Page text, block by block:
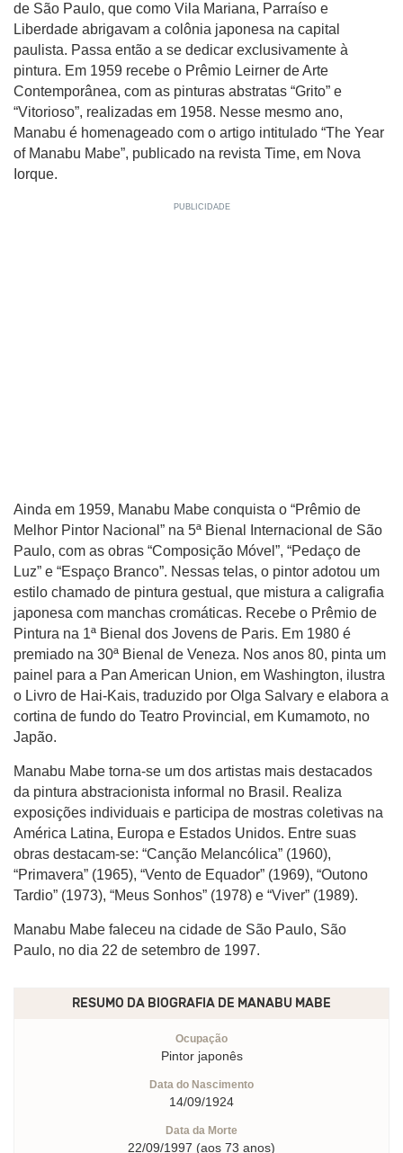
de São Paulo, que como Vila Mariana, Parraíso e
Liberdade abrigavam a colônia japonesa na capital
paulista. Passa então a se dedicar exclusivamente à
pintura. Em 1959 recebe o Prêmio Leirner de Arte
Contemporânea, com as pinturas abstratas “Grito” e
“Vitorioso”, realizadas em 1958. Nesse mesmo ano,
Manabu é homenageado com o artigo intitulado “The Year
of Manabu Mabe”, publicado na revista Time, em Nova
Iorque.
Ainda em 1959, Manabu Mabe conquista o “Prêmio de
Melhor Pintor Nacional” na 5ª Bienal Internacional de São
Paulo, com as obras “Composição Móvel”, “Pedaço de
Luz” e “Espaço Branco”. Nessas telas, o pintor adotou um
estilo chamado de pintura gestual, que mistura a caligrafia
japonesa com manchas cromáticas. Recebe o Prêmio de
Pintura na 1ª Bienal dos Jovens de Paris. Em 1980 é
premiado na 30ª Bienal de Veneza. Nos anos 80, pinta um
painel para a Pan American Union, em Washington, ilustra
o Livro de Hai-Kais, traduzido por Olga Salvary e elabora a
cortina de fundo do Teatro Provincial, em Kumamoto, no
Japão.
Manabu Mabe torna-se um dos artistas mais destacados
da pintura abstracionista informal no Brasil. Realiza
exposições individuais e participa de mostras coletivas na
América Latina, Europa e Estados Unidos. Entre suas
obras destacam-se: “Canção Melancólica” (1960),
“Primavera” (1965), “Vento de Equador” (1969), “Outono
Tardio” (1973), “Meus Sonhos” (1978) e “Viver” (1989).
Manabu Mabe faleceu na cidade de São Paulo, São
Paulo, no dia 22 de setembro de 1997.
RESUMO DA BIOGRAFIA DE MANABU MABE
Ocupação
Pintor japonês
Data do Nascimento
14/09/1924
Data da Morte
22/09/1997 (aos 73 anos)